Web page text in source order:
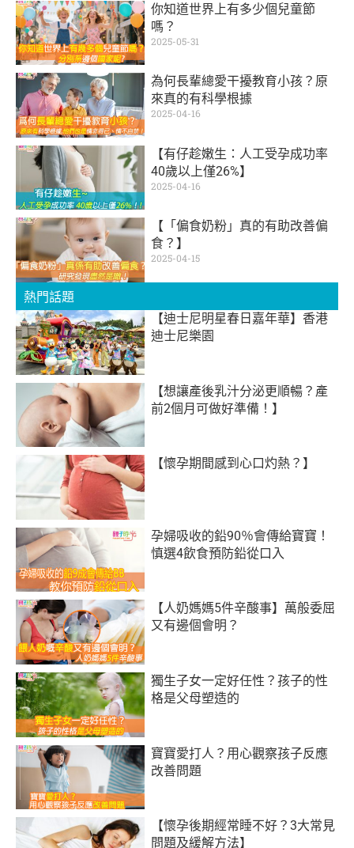
你知道世界上有多少個兒童節
嗎？
2025-05-31
為何長輩總愛干擾教育小孩？原
來真的有科學根據
2025-04-16
【有仔趁嫩生：人工受孕成功率
40歲以上僅26%】
2025-04-16
【「偏食奶粉」真的有助改善偏
食？】
2025-04-15
熱門話題
【迪士尼明星春日嘉年華】香港
迪士尼樂園
【想讓產後乳汁分泌更順暢？產
前2個月可做好準備！】
【懷孕期間感到心口灼熱？】
孕婦吸收的鉛90％會傳給寶寶！
慎選4飲食預防鉛從口入
【人奶媽媽5件辛酸事】萬般委屈
又有邊個會明？
獨生子女一定好任性？孩子的性
格是父母塑造的
寶寶愛打人？用心觀察孩子反應
改善問題
【懷孕後期經常睡不好？3大常見
問題及緩解方法】